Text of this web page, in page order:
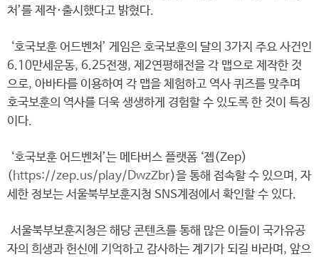
처’를 제작·출시했다고 밝혔다.
‘호국보훈 어드벤처’ 게임은 호국보훈의 달의 3가지 주요 사건인
6.10만세운동, 6.25전쟁, 제2연평해전을 각 맵으로 제작한 것
으로, 아바타를 이용하여 각 맵을 체험하고 역사 퀴즈를 맞추며
호국보훈의 역사를 더욱 생생하게 경험할 수 있도록 한 것이 특징
이다.
‘호국보훈 어드벤처’는 메타버스 플랫폼 ‘젭(Zep)
( https://zep.us/play/DwzZbr)을 통해 접속할 수 있으며, 자
세한 정보는 서울북부보훈지청 SNS계정에서 확인할 수 있다.
서울북부보훈지청은 해당 콘텐츠를 통해 많은 이들이 국가유공
자의 희생과 헌신에 기억하고 감사하는 계기가 되길 바라며, 앞으